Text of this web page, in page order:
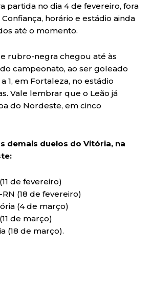
partida no dia 4 de fevereiro, fora
horário e estádio ainda
até o momento.
rubro-negra chegou até às
campeonato, ao ser goleado
1, em Fortaleza, no estádio
Vale lembrar que o Leão já
do Nordeste, em cinco
demais duelos do Vitória, na
de fevereiro)
(18 de fevereiro)
(4 de março)
de março)
(18 de março).